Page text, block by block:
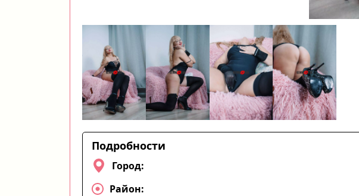
Подробности
Город:
Район: